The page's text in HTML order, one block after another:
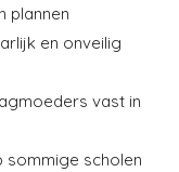
plannen
en onveilig
vast in
scholen